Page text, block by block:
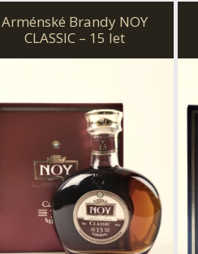
Arménské Brandy NOY
CLASSIC – 15 let